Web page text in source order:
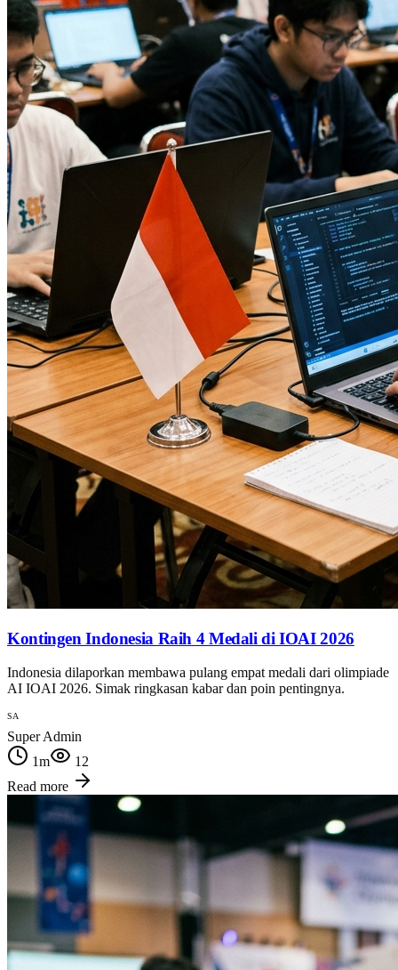
Kontingen Indonesia Raih 4 Medali di IOAI 2026
Indonesia dilaporkan membawa pulang empat medali dari olimpiade
AI IOAI 2026. Simak ringkasan kabar dan poin pentingnya.
SA
Super Admin
1m
12
Read more